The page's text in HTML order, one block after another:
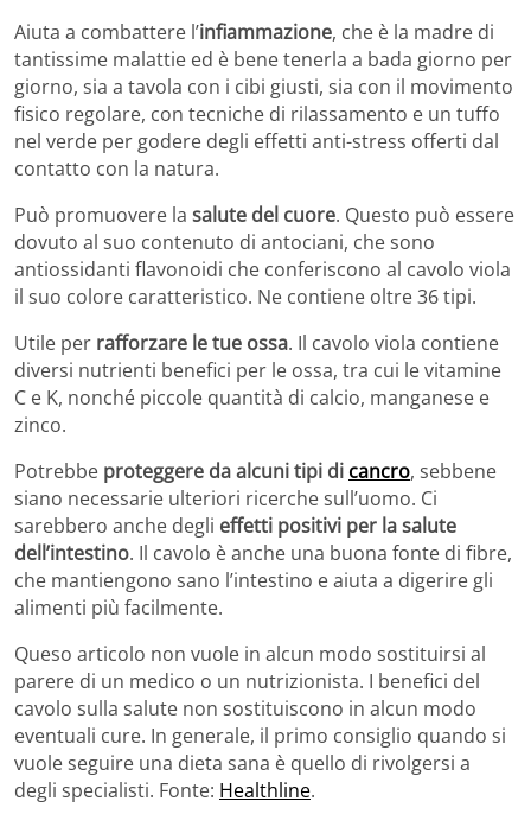
Aiuta a combattere l’infiammazione, che è la madre di
tantissime malattie ed è bene tenerla a bada giorno per
giorno, sia a tavola con i cibi giusti, sia con il movimento
fisico regolare, con tecniche di rilassamento e un tuffo
nel verde per godere degli effetti anti-stress offerti dal
contatto con la natura.
Può promuovere la salute del cuore. Questo può essere
dovuto al suo contenuto di antociani, che sono
antiossidanti flavonoidi che conferiscono al cavolo viola
il suo colore caratteristico. Ne contiene oltre 36 tipi.
Utile per rafforzare le tue ossa. Il cavolo viola contiene
diversi nutrienti benefici per le ossa, tra cui le vitamine
C e K, nonché piccole quantità di calcio, manganese e
zinco.
Potrebbe proteggere da alcuni tipi di cancro, sebbene
siano necessarie ulteriori ricerche sull’uomo. Ci
sarebbero anche degli effetti positivi per la salute
dell’intestino. Il cavolo è anche una buona fonte di fibre,
che mantiengono sano l’intestino e aiuta a digerire gli
alimenti più facilmente.
Queso articolo non vuole in alcun modo sostituirsi al
parere di un medico o un nutrizionista. I benefici del
cavolo sulla salute non sostituiscono in alcun modo
eventuali cure. In generale, il primo consiglio quando si
vuole seguire una dieta sana è quello di rivolgersi a
degli specialisti. Fonte: Healthline.